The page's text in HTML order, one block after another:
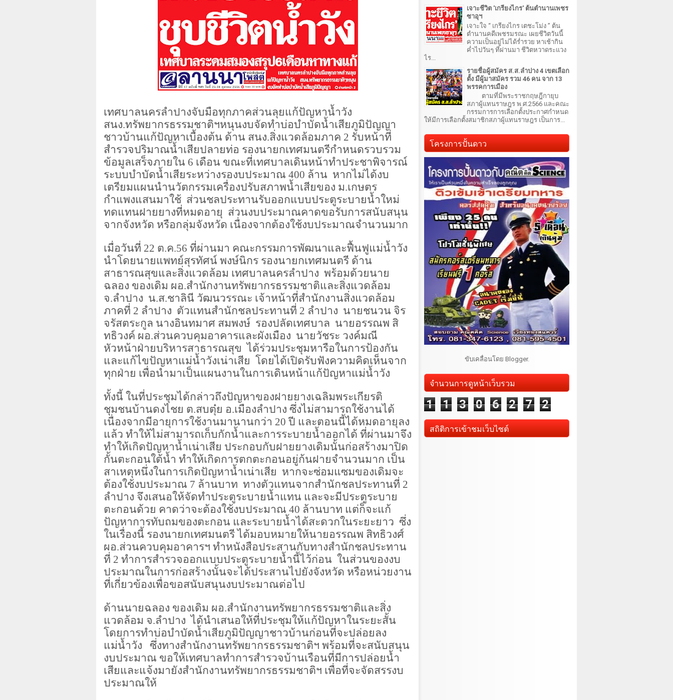
เทศบาลนครลำปางจับมือทุกภาคส่วนลุยแก้ปัญหาน้ำวัง
สนง.ทรัพยากรธรรมชาติฯหนุนงบจัดทำบ่อบำบัดน้ำเสียภูมิปัญญา
ชาวบ้านแก้ปัญหาเบื้องต้น ด้าน สนง.สิ่งแวดล้อมภาค 2 รับหน้าที่
สำรวจปริมาณน้ำเสียปลายท่อ รองนายกเทศมนตรีกำหนดรวบรวม
ข้อมูลเสร็จภายใน 6 เดือน ขณะที่เทศบาลเดินหน้าทำประชาพิจารณ์
ระบบบำบัดน้ำเสียระหว่างรองบประมาณ 400 ล้าน หากไม่ได้งบ
เตรียมแผนนำนวัตกรรมเครื่องปรับสภาพน้ำเสียของ ม.เกษตร
กำแพงแสนมาใช้ ส่วนชลประทานรับออกแบบประตูระบายน้ำใหม่
ทดแทนฝายยางที่หมดอายุ ส่วนงบประมาณคาดขอรับการสนับสนุน
จากจังหวัด หรือกลุ่มจังหวัด เนื่องจากต้องใช้งบประมาณจำนวนมาก
เมื่อวันที่ 22 ต.ค.56 ที่ผ่านมา คณะกรรมการพัฒนาและฟื้นฟูแม่น้ำวัง
นำโดยนายแพทย์สุรทัศน์ พงษ์นิกร รองนายกเทศมนตรี ด้าน
สาธารณสุขและสิ่งแวดล้อม เทศบาลนครลำปาง พร้อมด้วยนาย
ฉลอง ของเดิม ผอ.สำนักงานทรัพยากรธรรมชาติและสิ่งแวดล้อม
จ.ลำปาง น.ส.ชาลินี วัฒนวรรณะ เจ้าหน้าที่สำนักงานสิ่งแวดล้อม
ภาคที่ 2 ลำปาง ตัวแทนสำนักชลประทานที่ 2 ลำปาง นายชนวน จิร
จรัสตระกูล นางอินทมาศ สมพงษ์ รองปลัดเทศบาล นายอรรณพ สิ
ทธิวงค์ ผอ.ส่วนควบคุมอาคารและผังเมือง นายวัชระ วงค์มณี
หัวหน้าฝ่ายบริหารสาธารณสุข ได้ร่วมประชุมหารือในการป้องกัน
และแก้ไขปัญหาแม่น้ำวังเน่าเสีย โดยได้เปิดรับฟังความคิดเห็นจาก
ทุกฝ่าย เพื่อนำมาเป็นแผนงานในการเดินหน้าแก้ปัญหาแม่น้ำวัง
ทั้งนี้ ในที่ประชุมได้กล่าวถึงปัญหาของฝายยางเฉลิมพระเกียรติ
ชุมชนบ้านดงไชย ต.สบตุ๋ย อ.เมืองลำปาง ซึ่งไม่สามารถใช้งานได้
เนื่องจากมีอายุการใช้งานมานานกว่า 20 ปี และตอนนี้ได้หมดอายุลง
แล้ว ทำให้ไม่สามารถเก็บกักน้ำและการระบายน้ำออกได้ ที่ผ่านมาจึง
ทำให้เกิดปัญหาน้ำเน่าเสีย ประกอบกับฝายยางเดิมนั้นก่อสร้างมาปิด
กั้นตะกอนใต้น้ำ ทำให้เกิดการตกตะกอนอยู่ก้นฝายจำนวนมาก เป็น
สาเหตุหนึ่งในการเกิดปัญหาน้ำเน่าเสีย หากจะซ่อมแซมของเดิมจะ
ต้องใช้งบประมาณ 7 ล้านบาท ทางตัวแทนจากสำนักชลประทานที่ 2
ลำปาง จึงเสนอให้จัดทำประตูระบายน้ำแทน และจะมีประตูระบาย
ตะกอนด้วย คาดว่าจะต้องใช้งบประมาณ 40 ล้านบาท แต่ก็จะแก้
ปัญหาการทับถมของตะกอน และระบายน้ำได้สะดวกในระยะยาว ซึ่ง
ในเรื่องนี้ รองนายกเทศมนตรี ได้มอบหมายให้นายอรรณพ สิทธิวงศ์
ผอ.ส่วนควบคุมอาคารฯ ทำหนังสือประสานกับทางสำนักชลประทาน
ที่ 2 ทำการสำรวจออกแบบประตูระบายน้ำนี้ไว้ก่อน ในส่วนของงบ
ประมาณในการก่อสร้างนั้นจะได้ประสานไปยังจังหวัด หรือหน่วยงาน
ที่เกี่ยวข้องเพื่อขอสนับสนุนงบประมาณต่อไป
ด้านนายฉลอง ของเดิม ผอ.สำนักงานทรัพยากรธรรมชาติและสิ่ง
แวดล้อม จ.ลำปาง ได้นำเสนอให้ที่ประชุมให้แก้ปัญหาในระยะสั้น
โดยการทำบ่อบำบัดน้ำเสียภูมิปัญญาชาวบ้านก่อนที่จะปล่อยลง
แม่น้ำวัง ซึ่งทางสำนักงานทรัพยากรธรรมชาติฯ พร้อมที่จะสนับสนุน
งบประมาณ ขอให้เทศบาลทำการสำรวจบ้านเรือนที่มีการปล่อยน้ำ
เสียและแจ้งมายังสำนักงานทรัพยากรธรรมชาติฯ เพื่อที่จะจัดสรรงบ
ประมาณให้
เจาะชีวิต 'เกรียงไกร' ต้นตำนานเพชร
ซาอุฯ
เจาะใจ “ เกรียงไกร เตชะโม่ง ” ต้น
ตำนานคดีเพชรมรณะ เผยชีวิตวันนี้
ความเป็นอยู่ไม่ได้ร่ำรวย หาเช้ากิน
ค่ำไปวันๆ ที่ผ่านมา ชีวิตหวาดระแวง
ไร...
รายชื่อผู้สมัคร ส.ส.ลำปาง 4 เขตเลือก
ตั้ง มีผู้มาสมัคร รวม 46 คน จาก 13
พรรคการเมือง
ตามที่มีพระราชกฤษฎีกายุบ
สภาผู้แทนราษฎร พ.ศ.2566 และคณะ
กรรมการการเลือกตั้งประกาศกำหนด
ให้มีการเลือกตั้งสมาชิกสภาผู้แทนราษฎร เป็นการ...
โครงการปั้นดาว
ขับเคลื่อนโดย Blogger.
จำนวนการดูหน้าเว็บรวม
1 1 3 0 6 2 7 2
สถิติการเข้าชมเว็บไซต์